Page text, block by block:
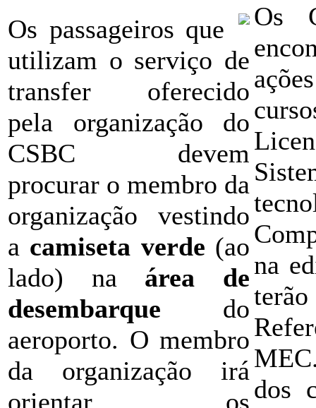
Os passageiros que
utilizam o serviço de
transfer oferecido
pela organização do
CSBC devem
procurar o membro da
organização vestindo
a camiseta verde (ao
lado) na área de
desembarque do
aeroporto. O membro
da organização irá
orientar os
Os
na
dos